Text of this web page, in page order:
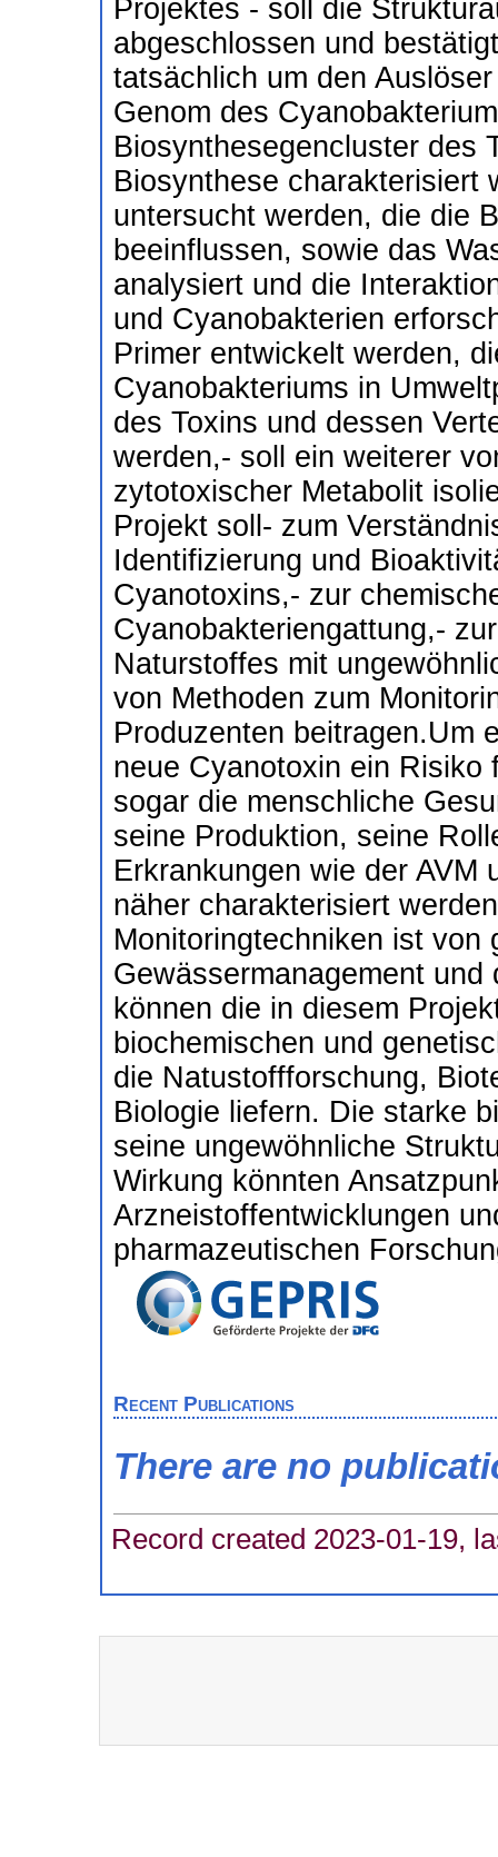
Projektes - soll die
abgeschlossen und
tatsächlich um den
Genom des
Biosynthesegencluster des
Biosynthese charakterisiert
untersucht werden, die die
beeinflussen, sowie das
analysiert und die
und Cyanobakterien
Primer entwickelt werden,
Cyanobakteriums in
des Toxins und dessen
werden,- soll ein weiterer
zytotoxischer Metabolit
Projekt soll- zum
Identifizierung und
Cyanotoxins,- zur
Cyanobakteriengattung,-
Naturstoffes mit
von Methoden zum
Produzenten beitragen.Um
neue Cyanotoxin ein Risiko
sogar die menschliche
seine Produktion, seine
Erkrankungen wie der AVM
näher charakterisiert
Monitoringtechniken ist von
Gewässermanagement
können die in diesem
biochemischen und
die Natustoffforschung,
Biologie liefern. Die starke
seine ungewöhnliche
Wirkung könnten
Arzneistoffentwicklungen
pharmazeutischen
Recent Publications
There are no
Record created 2023-01-19,